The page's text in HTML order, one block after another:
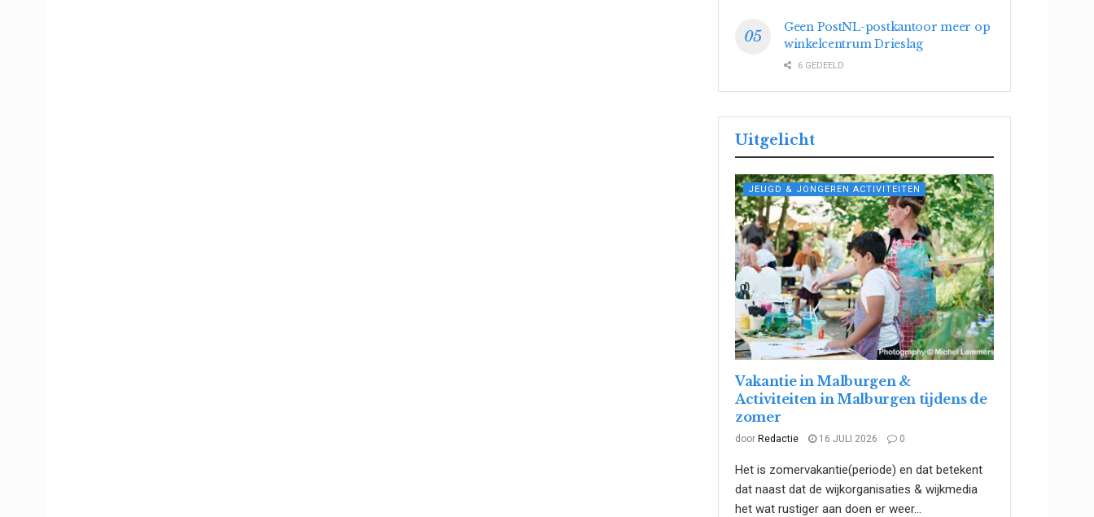
Geen PostNL-postkantoor meer op
winkelcentrum Drieslag
6 GEDEELD
Uitgelicht
JEUGD & JONGEREN ACTIVITEITEN
Vakantie in Malburgen &
Activiteiten in Malburgen tijdens de
zomer
door Redactie 16 JULI 2026 0
Het is zomervakantie(periode) en dat betekent
dat naast dat de wijkorganisaties & wijkmedia
het wat rustiger aan doen er weer...